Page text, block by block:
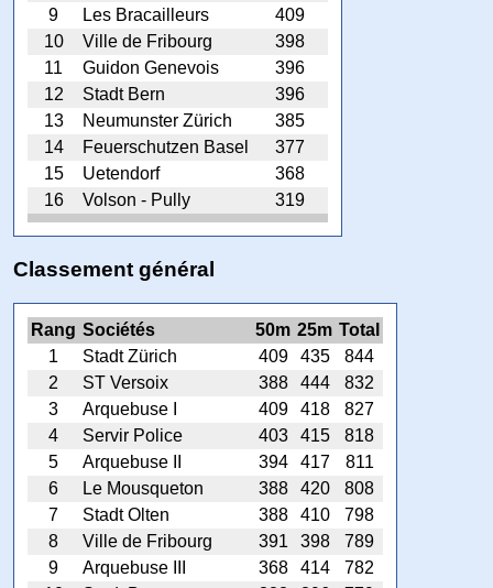
9
Les Bracailleurs
409
10
Ville de Fribourg
398
11
Guidon Genevois
396
12
Stadt Bern
396
13
Neumunster Zürich
385
14
Feuerschutzen Basel
377
15
Uetendorf
368
16
Volson - Pully 319
Classement général
Rang Sociétés 50m 25m Total
1
Stadt Zürich 409 435
844
2
ST Versoix 388 444
832
3
Arquebuse I 409 418
827
4
Servir Police 403 415
818
5
Arquebuse II 394 417
811
6
Le Mousqueton 388 420
808
7
Stadt Olten 388 410
798
8
Ville de Fribourg 391 398
789
9
Arquebuse III 368 414
782